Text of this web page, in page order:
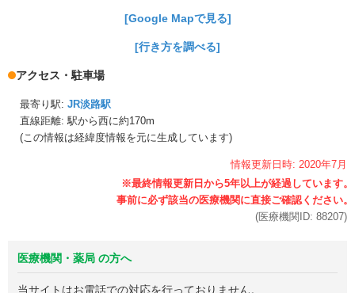
[Google Mapで見る]
[行き方を調べる]
アクセス・駐車場
最寄り駅: JR淡路駅
直線距離: 駅から西に約170m
(この情報は経緯度情報を元に生成しています)
情報更新日時: 2020年7月
(医療機関ID: 88207)
医療機関・薬局 の方へ
当サイトはお電話での対応を行っておりません。